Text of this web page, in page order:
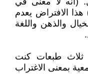
الافتراض يعدم
والذهن واللغة
ثلاث طبعات كنت
بمعنى الاغتراب